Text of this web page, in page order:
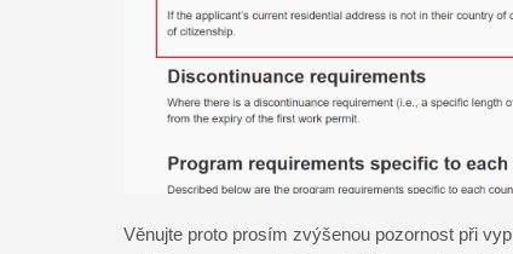
Věnujte proto prosím zvýšenou pozornost při